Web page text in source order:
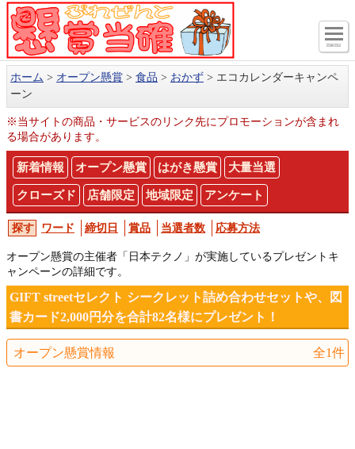
menu
ホーム オープン懸賞 食品 おかず
エコカレンダーキャンペ
ーン
※当サイトの商品・サービスのリンク先にプロモーションが含まれ
る場合があります。
新着情報 オープン懸賞 はがき懸賞 大量当選
クローズド 店舗限定 地域限定 アンケート
ワード 締切日 賞品 当選者数 応募方法
オープン懸賞の主催者「日本テクノ」が実施しているプレゼントキ
ャンペーンの詳細です。
GIFT streetセレクト シークレット詰め合わせセットや、図
書カード2,000円分を合計82名様にプレゼント！
オープン懸賞情報 全1件